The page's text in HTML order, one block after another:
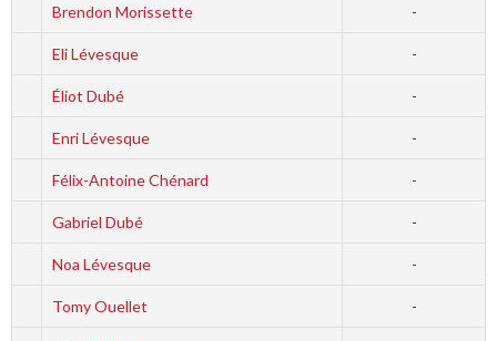
Brendon Morissette -
Eli Lévesque -
Éliot Dubé -
Enri Lévesque -
Félix-Antoine Chénard -
Gabriel Dubé -
Noa Lévesque -
Tomy Ouellet -